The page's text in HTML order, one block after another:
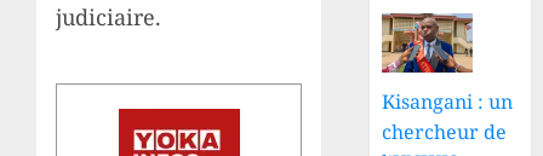
judiciaire.
Kisangani : un
chercheur de